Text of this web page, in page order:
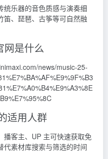
统乐器的音色质感与演奏细
笛、琵琶、古筝等可自然融
网是什么
news/music-25-
适用人群
播客主、UP 主可快速获取免
代素材库搜索与筛选的时间